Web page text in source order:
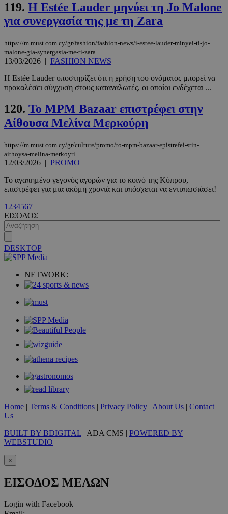
119. Η Estée Lauder μηνύει τη Jo Malone
για συνεργασία της με τη Zara
https://m.must.com.cy/gr/fashion/fashion-news/i-estee-lauder-minyei-ti-jo-
malone-gia-synergasia-me-ti-zara
13/03/2026 | FASHION NEWS
Η Estée Lauder υποστηρίζει ότι η χρήση του ονόματος μπορεί να
προκαλέσει σύγχυση στους καταναλωτές, οι οποίοι ενδέχεται ...
120. Το MPM Bazaar επιστρέφει στην
Αίθουσα Μελίνα Μερκούρη
https://m.must.com.cy/gr/culture/promo/to-mpm-bazaar-epistrefei-stin-
aithoysa-melina-merkoyri
12/03/2026 | PROMO
Το αγαπημένο γεγονός αγορών για το κοινό της Κύπρου,
επιστρέφει για μια ακόμη χρονιά και υπόσχεται να εντυπωσιάσει!
1 234567
ΕΙΣΟΔΟΣ
DESKTOP
NETWORK:
Home | Terms & Conditions | Privacy Policy | About Us | Contact
Us
BUILT BY BDIGITAL | ADA CMS | POWERED BY
WEBSTUDIO
×
ΕΙΣΟΔΟΣ ΜΕΛΩΝ
Login with Facebook
VISITOR_PRIVACY_METADATA
YouTube
.youtube.com
takeOverCookie
AdSphere-GDPR